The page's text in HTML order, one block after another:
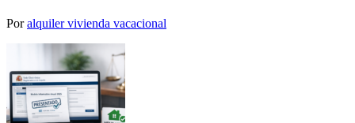
Poralquiler vivienda vacacional